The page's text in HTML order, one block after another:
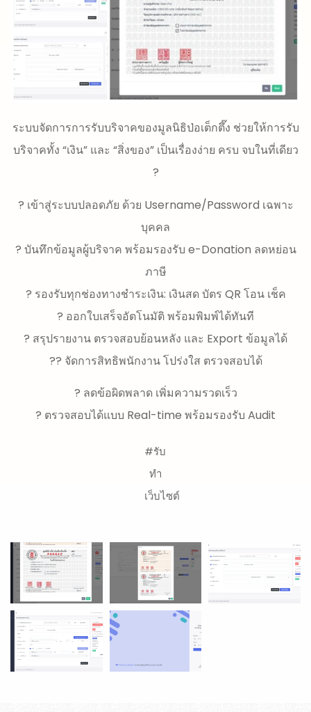
ระบบจัดการการรับบริจาคของมูลนิธิป่อเต็กตึ๊ง ช่วยให้การรับ
บริจาคทั้ง “เงิน” และ “สิ่งของ” เป็นเรื่องง่าย ครบ จบในที่เดียว
?
? เข้าสู่ระบบปลอดภัย ด้วย Username/Password เฉพาะ
บุคคล
? บันทึกข้อมูลผู้บริจาค พร้อมรองรับ e-Donation ลดหย่อน
ภาษี
? รองรับทุกช่องทางชำระเงิน: เงินสด บัตร QR โอน เช็ค
?️ ออกใบเสร็จอัตโนมัติ พร้อมพิมพ์ได้ทันที
? สรุปรายงาน ตรวจสอบย้อนหลัง และ Export ข้อมูลได้
?‍? จัดการสิทธิพนักงาน โปร่งใส ตรวจสอบได้
? ลดข้อผิดพลาด เพิ่มความรวดเร็ว
? ตรวจสอบได้แบบ Real-time พร้อมรองรับ Audit
#รับ
ทำ
เว็บไซต์